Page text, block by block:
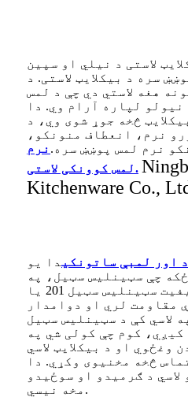
لاستی د نیلي او سپین
سره د بیکلایټ لاستی. د
هغه لاستي دي چې د لمس
لپاره آرام وي. دا
څخه جوړ شوی وي، د
نرم، انعطاف منونکو،
نرم لمس پوښښ سره. نرم
لمس کوونکی لاستی.
Kitchenware Co.,
اور لمبې ساتونکیدا یو
چې سټینلیس سټیل، په
ځانګړي توګه د لوړ کیفیت سټینلیس سټیل 201 یا
مقاومت لري او دوامدار
لاسي کې د سټینلیس سټیل
کوم چې کولی شي په
وغځوي او د بیکلایټ لاسي
څخه مخنیوی وکړي. دا
د ګرمیدو او سوځیدو
مخه نیسي.